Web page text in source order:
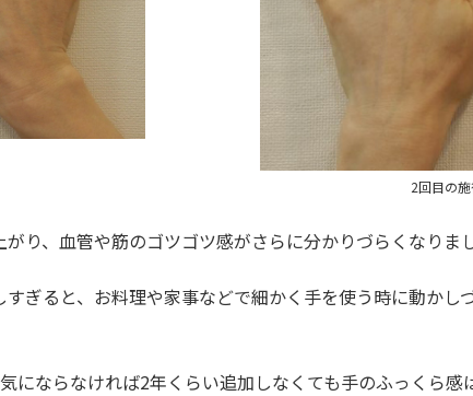
2回目の
り、血管や筋のゴツゴツ感がさらに分かりづらくなりま
ぎると、お料理や家事などで細かく手を使う時に動かし
ならなければ2年くらい追加しなくても手のふっくら感